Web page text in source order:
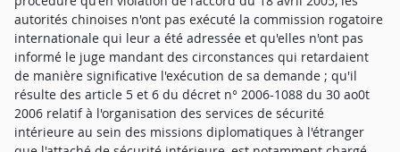
autorités chinoises n'ont pas exécuté la commission rogatoire
internationale qui leur a été adressée et qu'elles n'ont pas
informé le juge mandant des circonstances qui retardaient
de manière significative l'exécution de sa demande ; qu'il
résulte des article 5 et 6 du décret n° 2006-1088 du 30 ao0t
2006 relatif à l'organisation des services de sécurité
intérieure au sein des missions diplomatiques à l'étranger